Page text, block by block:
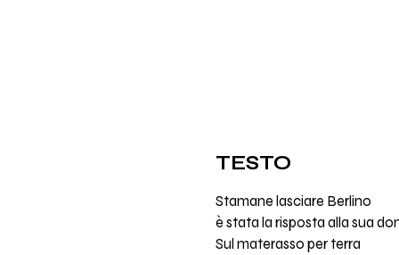
TESTO
Stamane lasciare Berlino
è stata la risposta alla sua
Sul materasso per terra